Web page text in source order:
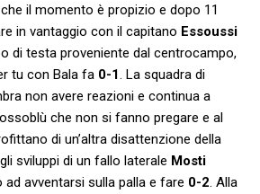
il momento è propizio e dopo 11
in vantaggio con il capitano Essoussi
di testa proveniente dal centrocampo,
tu con Bala fa 0-1. La squadra di
non avere reazioni e continua a
che non si fanno pregare e al
di un’altra disattenzione della
sviluppi di un fallo laterale Mosti
ad avventarsi sulla palla e fare 0-2. Alla